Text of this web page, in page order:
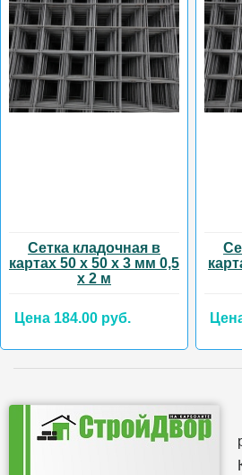
Сетка кладочная в
картах 50 х 50 х 3 мм 0,5
х 2 м
Цена 184.00 руб.